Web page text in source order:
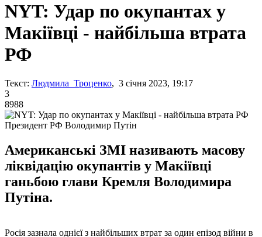
NYT: Удар по окупантах у
Макіївці - найбільша втрата
РФ
Текст: Людмила Троценко, 3 січня 2023, 19:17
3
8988
Президент РФ Володимир Путін
Американські ЗМІ називають масову
ліквідацію окупантів у Макіївці
ганьбою глави Кремля Володимира
Путіна.
Росія зазнала однієї з найбільших втрат за один епізод війни в